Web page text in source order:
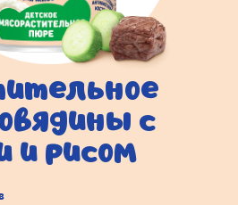
с
и рисом